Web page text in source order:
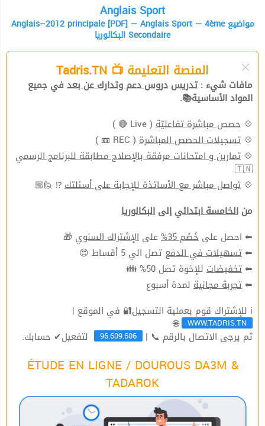
Anglais Sport
Anglais–2012 principale [PDF] — Anglais Sport — 4ème مواضيع
البكالوريا Secondaire
المنصة التعليمة 📺 Tadris.TN
مافات شيء : تدريس دروس دعم وتدارك عن بعد في جميع
المواد الأساسية📚.
💠 حصص مباشرة تفاعليّة ( Live 🔴 )
💠 تسجيلات الحصص المباشرة ( REC 📼 )
💠 تمارين و امتحانات مرفقة بالإصلاح مطابقة للبرنامج الرسمي
🇹🇳
💠 تواصل مباشر مع الأساتذة للإجابة على أسئلتك⁉ 🙋🏼
من الخامسة ابتدائي إلى البكالوريا
⬅ احصل على خَصْم 35% على الإشتراك السنوي 🎁
⬅تسهيلات في الدفع تصل الي 5 أقساط 😍
⬅تخفيضات للإخوة تصل 50% 👪
⬅تجربة مجانية لمدة أسبوع
ℹ للإشتراك قوم بعملية التسجيل🔐 في الموقع |
WWW.TADRIS.TN
🌐
ثم يرجى الاتصال بالرقم 📞 | 96.609.606 لتفعيل✔ حسابك.
ÉTUDE EN LIGNE / DOUROUS DA3M &
TADAROK